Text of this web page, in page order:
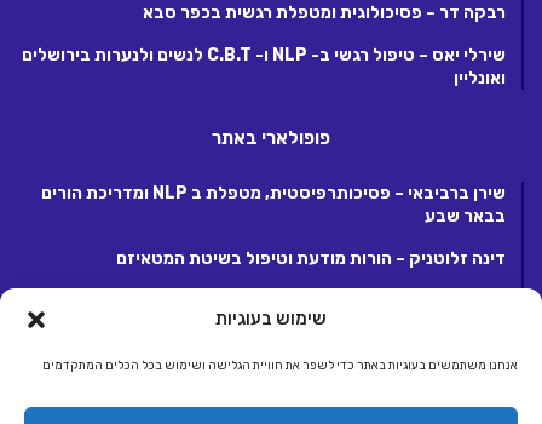
שימוש בעוגיות
אנחנו משתמשים בעוגיות באתר כדי לשפר את חוויית הגלישה ושימוש בכל הכלים המתקדמים
רבקה דר – פסיכולוגית ומטפלת רגשית בכפר סבא
שירלי יאס – טיפול רגשי ב- NLP ו- C.B.T לנשים ולנערות בירושלים
ואונליין
פופולארי באתר
שירן ברביבאי – פסיכותרפיסטית, מטפלת ב NLP ומדריכת הורים
בבאר שבע
דינה זלוטניק – הורות מודעת וטיפול בשיטת המטאיזם